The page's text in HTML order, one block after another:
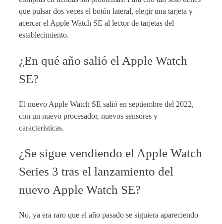
que pulsar dos veces el botón lateral, elegir una tarjeta y
acercar el Apple Watch SE al lector de tarjetas del
establecimiento.
¿En qué año salió el Apple Watch
SE?
El nuevo Apple Watch SE salió en septiembre del 2022,
con un nuevo procesador, nuevos sensores y
características.
¿Se sigue vendiendo el Apple Watch
Series 3 tras el lanzamiento del
nuevo Apple Watch SE?
No, ya era raro que el año pasado se siguiera apareciendo